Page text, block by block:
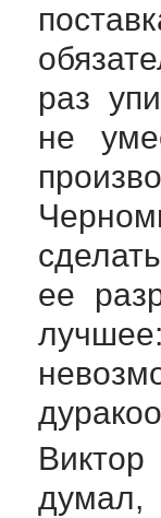
раз
не
ее
думал,